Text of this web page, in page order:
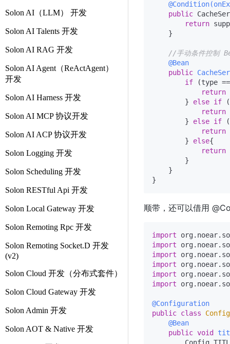
Solon AI（LLM） 开发
Solon AI Talents 开发
Solon AI RAG 开发
Solon AI Agent（ReActAgent）
开发
Solon AI Harness 开发
Solon AI MCP 协议开发
Solon AI ACP 协议开发
Solon Logging 开发
Solon Scheduling 开发
Solon RESTful Api 开发
Solon Local Gateway 开发
Solon Remoting Rpc 开发
Solon Remoting Socket.D 开发
(v2)
Solon Cloud 开发（分布式套件）
Solon Cloud Gateway 开发
Solon Admin 开发
Solon AOT & Native 开发
public
return
    }
//手动条件控制
@Bean
public
if (type
return
        }
else if
return
        }
else if
return
        }
else{
return
        }
    }
顺带，还可以借用
import
import
import
import
import
import
@Configuration
public class
Config
@Bean
public void